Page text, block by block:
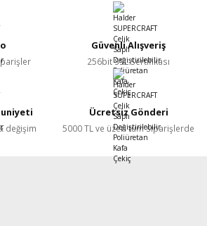
Güvenli Alışveriş
256bit SSL Sertifikası
değişim
Ücretsiz Gönderi
5000 TL ve üzeri tüm siparişlerde